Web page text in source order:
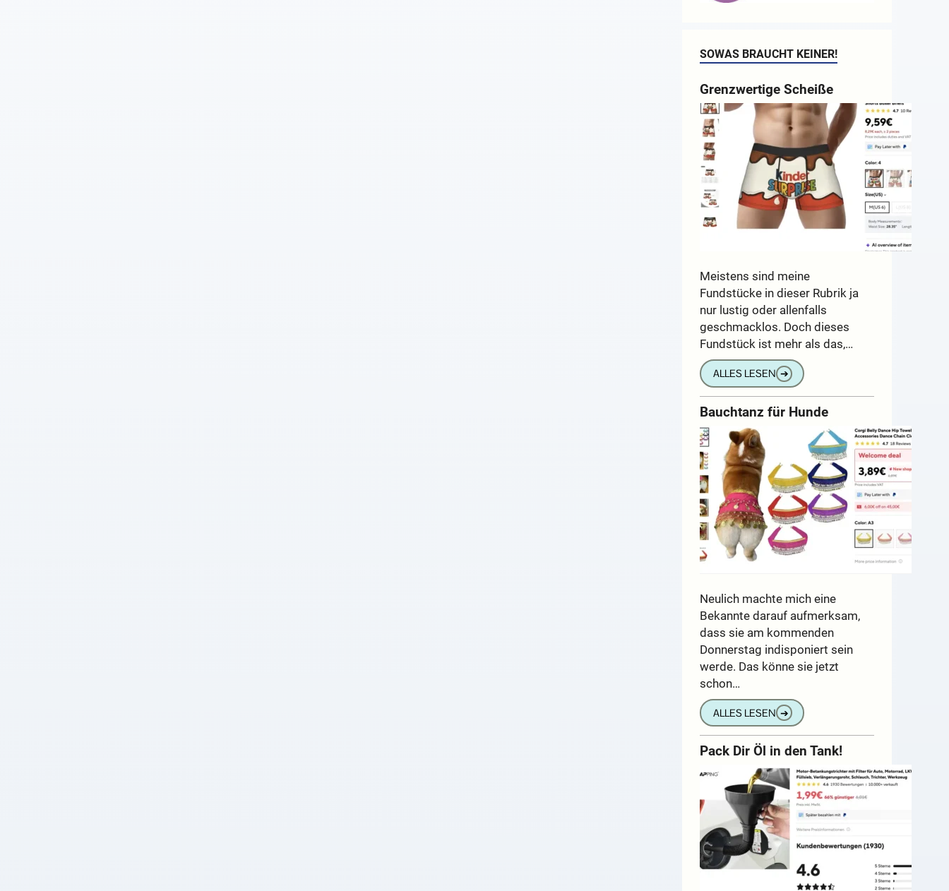
SOWAS BRAUCHT KEINER!
Grenzwertige Scheiße
Meistens sind meine
Fundstücke in dieser Rubrik ja
nur lustig oder allenfalls
geschmacklos. Doch dieses
Fundstück ist mehr als das,…
ALLES LESEN ➔
Bauchtanz für Hunde
Neulich machte mich eine
Bekannte darauf aufmerksam,
dass sie am kommenden
Donnerstag indisponiert sein
werde. Das könne sie jetzt
schon…
ALLES LESEN ➔
Pack Dir Öl in den Tank!